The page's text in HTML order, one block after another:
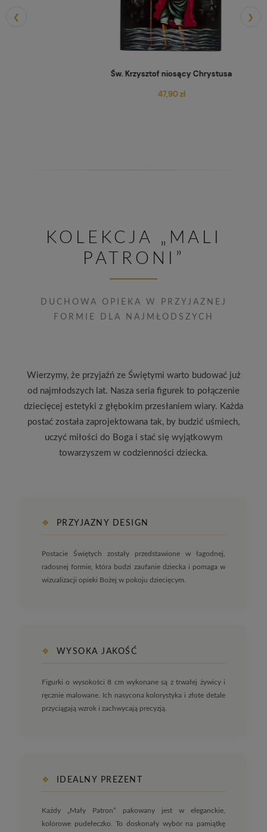
Św. Krzysztof niosący Chrystusa
❮ ❯
KOLEKCJA „MALI
PATRONI”
DUCHOWA OPIEKA W PRZYJAZNEJ
FORMIE DLA NAJMŁODSZYCH
Wierzymy, że przyjaźń ze Świętymi warto budować już
od najmłodszych lat. Nasza seria figurek to połączenie
dziecięcej estetyki z głębokim przesłaniem wiary. Każda
postać została zaprojektowana tak, by budzić uśmiech,
uczyć miłości do Boga i stać się wyjątkowym
towarzyszem w codzienności dziecka.
❖ PRZYJAZNY DESIGN
Postacie Świętych zostały przedstawione w łagodnej,
radosnej formie, która budzi zaufanie dziecka i pomaga w
wizualizacji opieki Bożej w pokoju dziecięcym.
❖ WYSOKA JAKOŚĆ
Figurki o wysokości 8 cm wykonane są z trwałej żywicy i
ręcznie malowane. Ich nasycona kolorystyka i złote detale
przyciągają wzrok i zachwycają precyzją.
❖ IDEALNY PREZENT
Każdy „Mały Patron” pakowany jest w eleganckie,
kolorowe pudełeczko. To doskonały wybór na pamiątkę